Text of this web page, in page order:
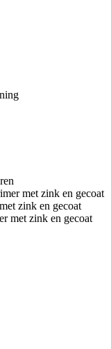
met zink en gecoat
zink en gecoat
met zink en gecoat